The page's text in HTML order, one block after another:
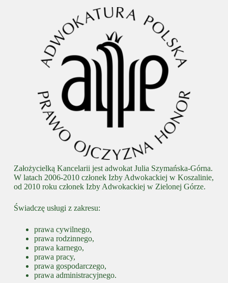
Założycielką Kancelarii jest adwokat Julia Szymańska-Górna.
W latach 2006-2010 członek Izby Adwokackiej w Koszalinie,
od 2010 roku członek Izby Adwokackiej w Zielonej Górze.
Świadczę usługi z zakresu:
prawa cywilnego,
prawa rodzinnego,
prawa karnego,
prawa pracy,
prawa gospodarczego,
prawa administracyjnego.